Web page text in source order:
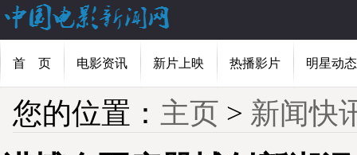
首 页 电影资讯 新片上映 热播影片 明星动态
您的位置： 主页 > 新闻快